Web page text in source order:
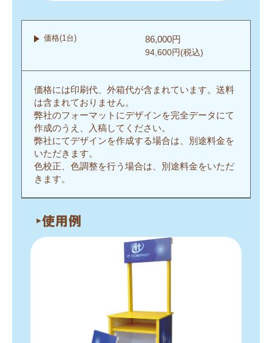
価格(1台) 86,000円
94,600円(税込)
価格には印刷代、外箱代が含まれています。送料
は含まれておりません。
弊社のフォーマットにデザインを完全データにて
作成のうえ、入稿してください。
弊社にてデザインを作成する場合は、別途料金を
いただきます。
色校正、色調整を行う場合は、別途料金をいただ
きます。